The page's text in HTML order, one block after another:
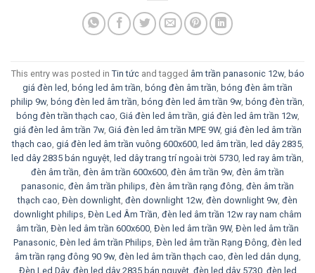
This entry was posted in Tin tứcand tagged âm trần panasonic 12w, báo
giá đèn led
bóng led âm trần bóng đèn âm trần bóng đèn âm trần
philip 9w, bóng đèn led âm trần bóng đèn led âm trần 9w, bóng đèn trần
bóng đèn trần thạch cao Giá đèn led âm trần giá đèn led âm trần 12w,
giá đèn led âm trần 7w, Giá đèn led âm trần MPE 9W, giá đèn led âm trần
thạch cao giá đèn led âm trần vuông 600x600, led âm trần led dây 2835,
led dây 2835 bán nguyệt led dây trang trí ngoài trời 5730 led ray âm trần
đèn âm trần đèn âm trần 600x600 đèn âm trần 9w, đèn âm trần
panasonic đèn âm trần philips đèn âm trần rạng đông đèn âm trần
thạch cao Đèn downlight đèn downlight 12w, đèn downlight 9w, đèn
downlight philips Đèn Led Âm Trần đèn led âm trần 12w ray nam châm
âm trần Đèn led âm trần 600x600 Đèn led âm trần 9W, Đèn led âm trần
Panasonic Đèn led âm trần Philips Đèn led âm trần Rạng Đông đèn led
âm trần rạng đông 90 9w, đèn led âm trần thạch cao đèn led dân dụng
Đèn Led Dây, đèn led dây 2835 bán nguyệt, đèn led dây 5730, đèn led